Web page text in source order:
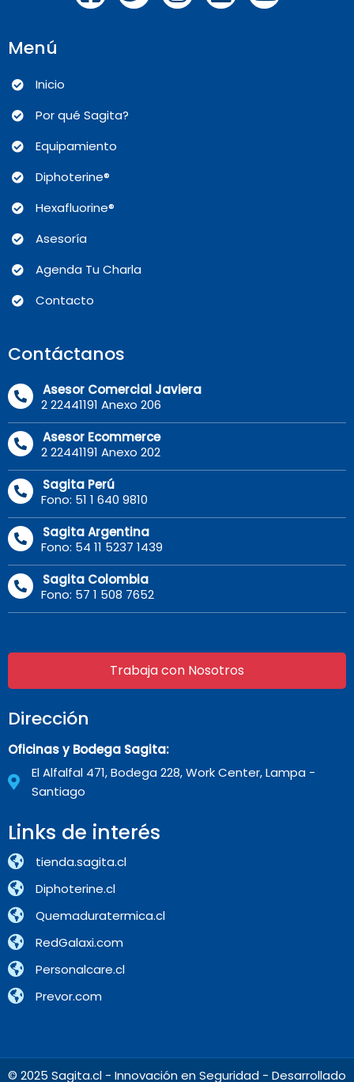
Menú
Inicio
Por qué Sagita?
Equipamiento
Diphoterine®
Hexafluorine®
Asesoría
Agenda Tu Charla
Contacto
Contáctanos
Asesor Comercial Javiera
2 22441191 Anexo 206
Asesor Ecommerce
2 22441191 Anexo 202
Sagita Perú
Fono: 51 1 640 9810
Sagita Argentina
Fono: 54 11 5237 1439
Sagita Colombia
Fono: 57 1 508 7652
Trabaja con Nosotros
Dirección
Oficinas y Bodega Sagita:
El Alfalfal 471, Bodega 228, Work Center, Lampa -
Santiago
Links de interés
tienda.sagita.cl
Diphoterine.cl
Quemaduratermica.cl
RedGalaxi.com
Personalcare.cl
Prevor.com
© 2025 Sagita.cl - Innovación en Seguridad - Desarrollado